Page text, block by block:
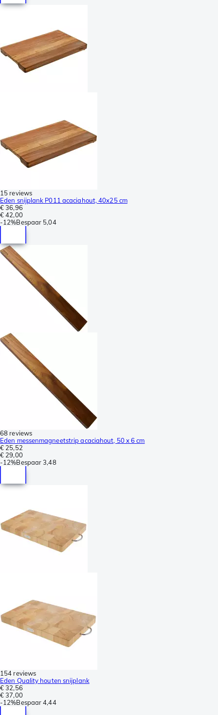
15 reviews
Eden snijplank P011 acaciahout, 40x25 cm
€ 36,96
€ 42,00
-12%Bespaar 5,04
68 reviews
Eden messenmagneetstrip acaciahout, 50 x 6 cm
€ 25,52
€ 29,00
-12%Bespaar 3,48
154 reviews
Eden Quality houten snijplank
€ 32,56
€ 37,00
-12%Bespaar 4,44